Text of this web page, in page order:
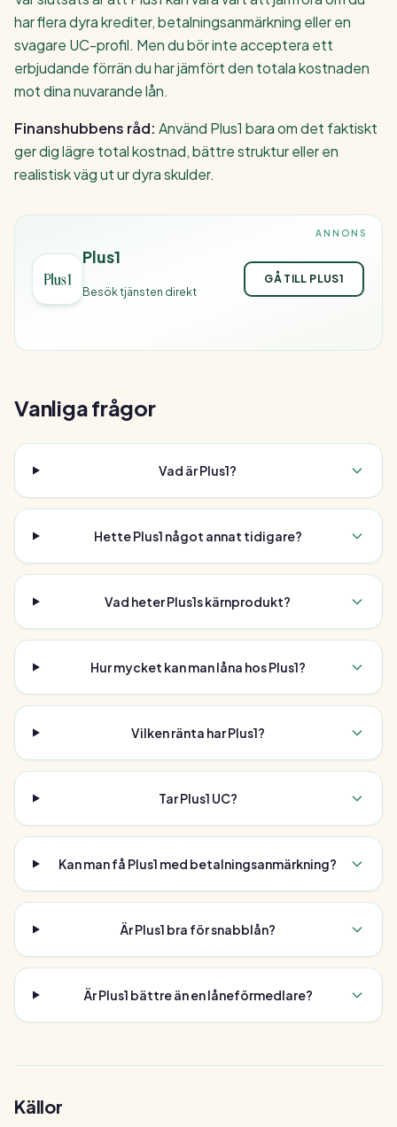
har flera dyra krediter, betalningsanmärkning eller en
svagare UC-profil. Men du bör inte acceptera ett
erbjudande förrän du har jämfört den totala kostnaden
mot dina nuvarande lån.
Finanshubbens råd: Använd Plus1 bara om det faktiskt
ger dig lägre total kostnad, bättre struktur eller en
realistisk väg ut ur dyra skulder.
ANNONS
Plus1
Besök tjänsten direkt
GÅ TILL PLUS1
Vanliga frågor
Vad är Plus1?
Hette Plus1 något annat tidigare?
Vad heter Plus1s kärnprodukt?
Hur mycket kan man låna hos Plus1?
Vilken ränta har Plus1?
Tar Plus1 UC?
Kan man få Plus1 med betalningsanmärkning?
Är Plus1 bra för snabblån?
Är Plus1 bättre än en låneförmedlare?
Källor